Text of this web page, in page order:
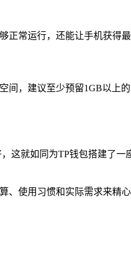
常运行，还能让手机获得
，建议至少预留1GB以上
这就如同为TP钱包搭建了
使用习惯和实际需求来精